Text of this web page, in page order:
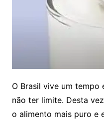
O Brasil vive um tempo
não ter limite. Desta
o alimento mais puro e